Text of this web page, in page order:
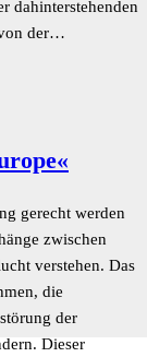
dahinterstehenden
der…
gerecht werden
zwischen
verstehen. Das
die
der
Dieser